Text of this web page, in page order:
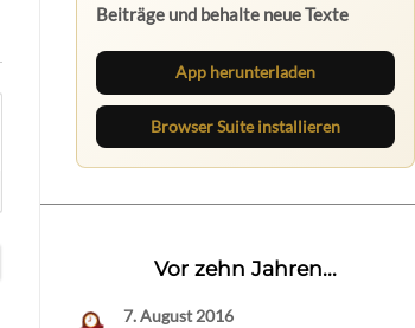
Beiträge und behalte neue Texte
App herunterladen
Browser Suite installieren
Vor zehn Jahren...
7. August 2016